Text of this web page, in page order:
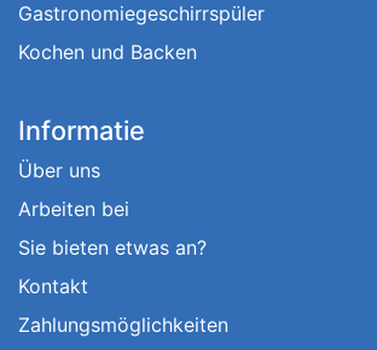
Gastronomiegeschirrspüler
Kochen und Backen
Informatie
Über uns
Arbeiten bei
Sie bieten etwas an?
Kontakt
Zahlungsmöglichkeiten